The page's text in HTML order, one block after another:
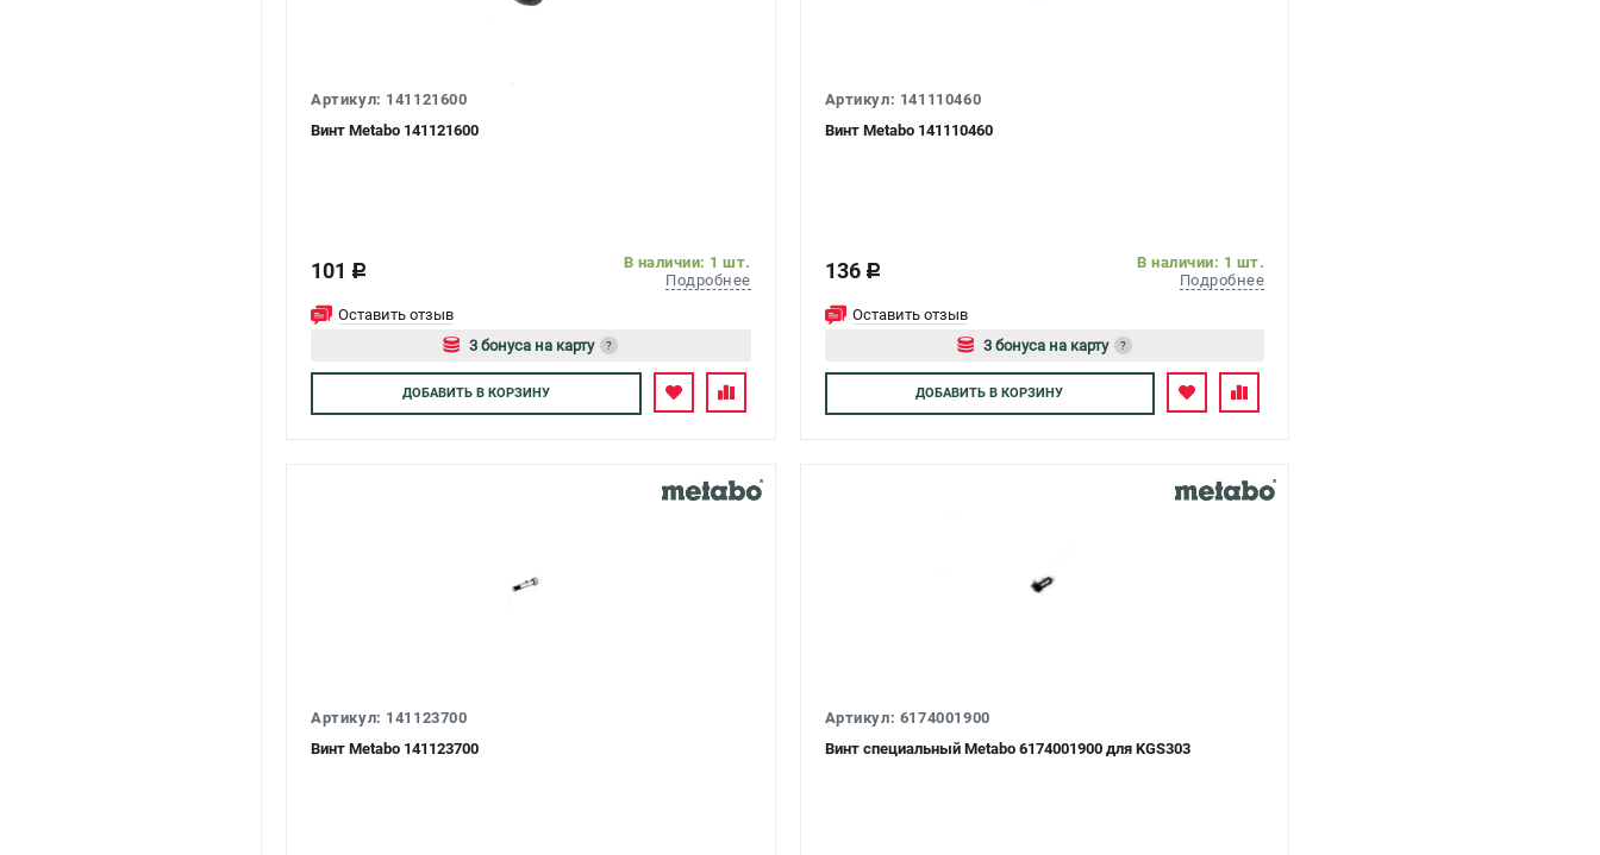
Артикул: 141121600
Винт Metabo 141121600
101 c
В наличии: 1 шт.
Подробнее
Оставить отзыв
3 бонуса на карту
?
Авторизуйтесь
ДОБАВИТЬВ КОРЗИНУ
Артикул: 141110460
Винт Metabo 141110460
136 c
В наличии: 1 шт.
Подробнее
Оставить отзыв
3 бонуса на карту
?
Авторизуйтесь
ДОБАВИТЬ В КОРЗИНУ
Артикул: 141123700
Винт Metabo 141123700
Артикул: 6174001900
Винт специальный Metabo 6174001900 для KGS303